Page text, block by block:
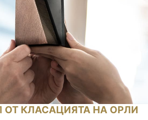
ОТ КЛАСАЦИЯТА НА ОРЛИ